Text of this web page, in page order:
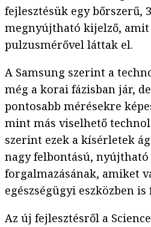
fejlesztésük egy bőrszerű,
megnyújtható kijelző,
pulzusmérővel láttak el.
A Samsung szerint a
még a korai fázisban jár,
pontosabb mérésekre
mint más viselhető
szerint ezek a kísérletek
nagy felbontású,
forgalmazásának, amiket
egészségügyi eszközben
Az új fejlesztésről a